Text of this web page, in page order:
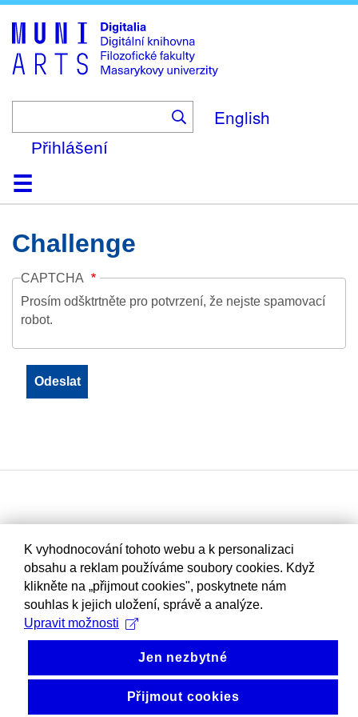
to
main
content
English
Přihlášení
DomůKolekce
Prohlížení
Vyhledávání
O platformě
Nápověda
KontaktDigitalia
Challenge
CAPTCHA
Prosím odšktrtněte pro potvrzení, že nejste spamovací
robot.
K vyhodnocování tohoto webu a k personalizaci
obsahu a reklam používáme soubory cookies. Když
klikněte na „přijmout cookies", poskytnete nám
souhlas k jejich uložení, správě a analýze.
Upravit možnosti
Jen nezbytné
Přijmout cookies